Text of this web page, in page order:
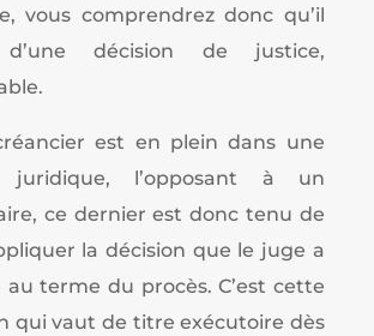
vous comprendrez donc qu’il
d’une décision de justice,
est en plein dans une
juridique, l’opposant à un
ce dernier est donc tenu de
la décision que le juge a
au terme du procès. C’est cette
qui vaut de titre exécutoire dès